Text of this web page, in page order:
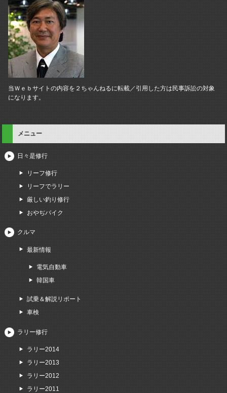
当Ｗｅｂサイトの内容を２ちゃんねるに転載／引用した方は民事訴訟の対象
になります。
メニュー
日々是修行
リーフ修行
リーフでラリー
厳しい釣り修行
おやぢバイク
クルマ
最新情報
電気自動車
韓国車
試乗＆解説リポート
車検
ラリー修行
ラリー2014
ラリー2013
ラリー2012
ラリー2011